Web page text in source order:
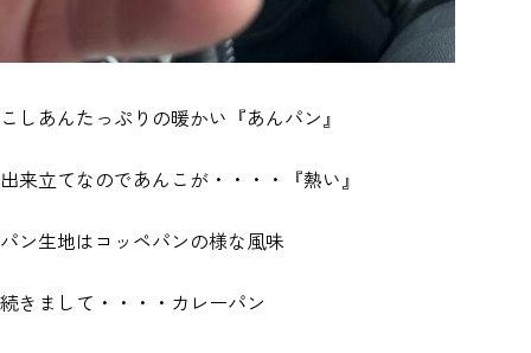
こしあんたっぷりの暖かい『あんパン』
出来立てなのであんこが・・・・『熱い』
パン生地はコッペパンの様な風味
続きまして・・・・カレーパン